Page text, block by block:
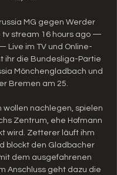
MG gegen Werder
tv stream 16 hours ago —
Live im TV und Online-
ihr die Bundesliga-Partie
Mönchengladbach und
Bremen am 25.
wollen nachlegen, spielen
Zentrum, ehe Hofmann
wird. Zetterer läuft ihm
blockt den Gladbacher
dem ausgefahrenen
Anschluss geht dazu die